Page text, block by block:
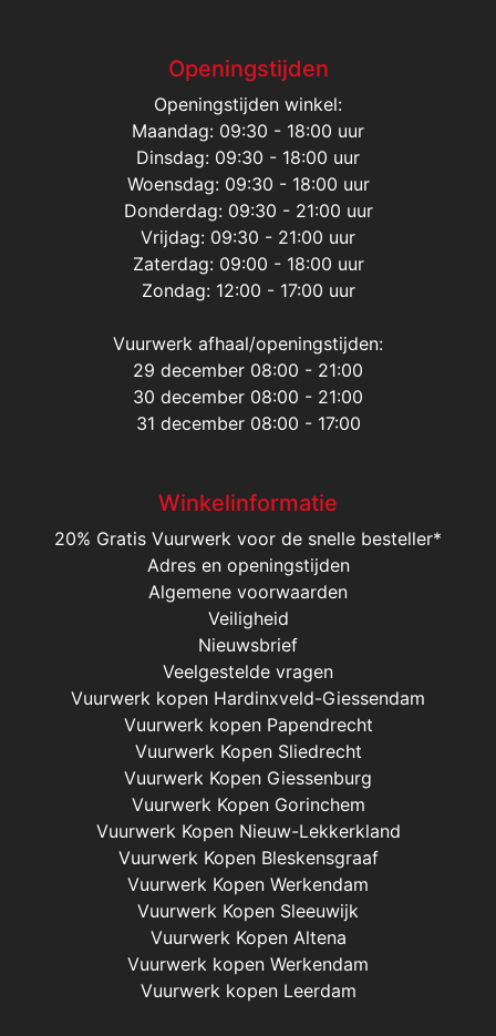
Openingstijden
Openingstijden winkel:
Maandag: 09:30 - 18:00 uur
Dinsdag: 09:30 - 18:00 uur
Woensdag: 09:30 - 18:00 uur
Donderdag: 09:30 - 21:00 uur
Vrijdag: 09:30 - 21:00 uur
Zaterdag: 09:00 - 18:00 uur
Zondag: 12:00 - 17:00 uur
Vuurwerk afhaal/openingstijden:
29 december 08:00 - 21:00
30 december 08:00 - 21:00
31 december 08:00 - 17:00
Winkelinformatie
20% Gratis Vuurwerk voor de snelle besteller*
Adres en openingstijden
Algemene voorwaarden
Veiligheid
Nieuwsbrief
Veelgestelde vragen
Vuurwerk kopen Hardinxveld-Giessendam
Vuurwerk kopen Papendrecht
Vuurwerk Kopen Sliedrecht
Vuurwerk Kopen Giessenburg
Vuurwerk Kopen Gorinchem
Vuurwerk Kopen Nieuw-Lekkerkland
Vuurwerk Kopen Bleskensgraaf
Vuurwerk Kopen Werkendam
Vuurwerk Kopen Sleeuwijk
Vuurwerk Kopen Altena
Vuurwerk kopen Werkendam
Vuurwerk kopen Leerdam